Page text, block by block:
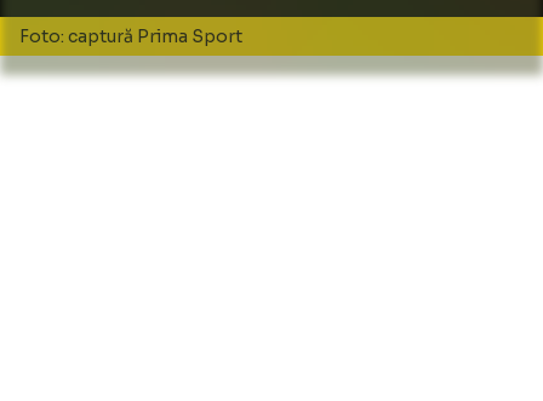
Foto: captură Prima Sport